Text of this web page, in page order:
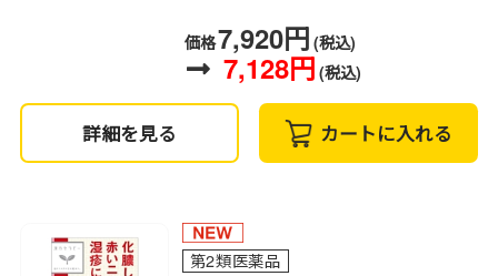
価格7,920円 (税込)
7,128円 (税込)
詳細を見る カートに入れる
第2類医薬品